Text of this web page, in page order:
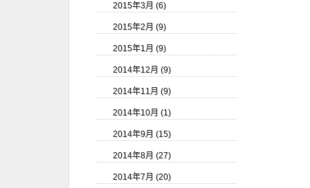
2015年3月 (6)
2015年2月 (9)
2015年1月 (9)
2014年12月 (9)
2014年11月 (9)
2014年10月 (1)
2014年9月 (15)
2014年8月 (27)
2014年7月 (20)